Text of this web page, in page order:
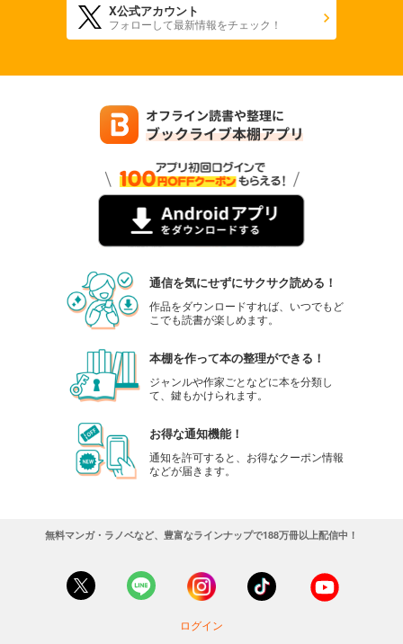
X公式アカウント
フォローして最新情報をチェック！
通信を気にせずにサクサク読める！
作品をダウンロードすれば、いつでもど
こでも読書が楽しめます。
本棚を作って本の整理ができる！
ジャンルや作家ごとなどに本を分類し
て、鍵もかけられます。
お得な通知機能！
通知を許可すると、お得なクーポン情報
などが届きます。
無料マンガ・ラノベなど、豊富なラインナップで188万冊以上配信中！
ログイン